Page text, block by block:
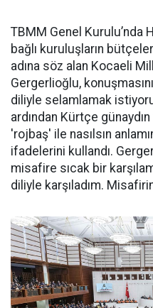
TBMM Genel Kurulu’nda
bağlı kuruluşların
adına söz alan Kocaeli
Gergerlioğlu,
diliyle selamlamak
ardından Kürtçe
'rojbaş' ile nasılsın
ifadelerini kullandı.
misafire sıcak bir
diliyle karşıladım.